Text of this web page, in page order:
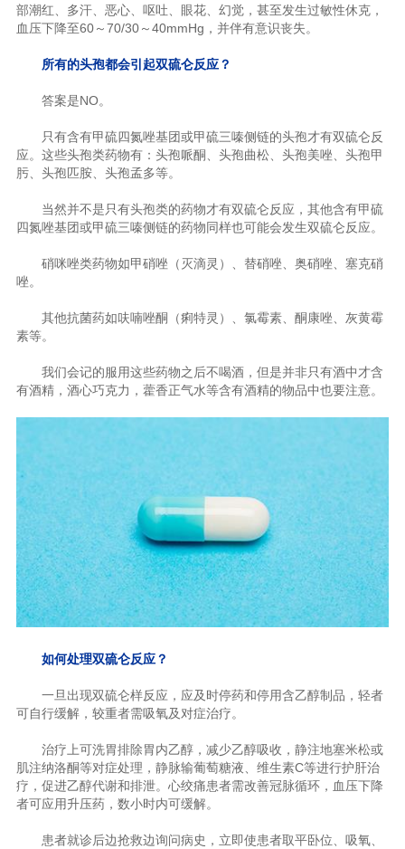
部潮红、多汗、恶心、呕吐、眼花、幻觉，甚至发生过敏性休克，
血压下降至60～70/30～40mmHg，并伴有意识丧失。
所有的头孢都会引起双硫仑反应？
答案是NO。
只有含有甲硫四氮唑基团或甲硫三嗪侧链的头孢才有双硫仑反
应。这些头孢类药物有：头孢哌酮、头孢曲松、头孢美唑、头孢甲
肟、头孢匹胺、头孢孟多等。
当然并不是只有头孢类的药物才有双硫仑反应，其他含有甲硫
四氮唑基团或甲硫三嗪侧链的药物同样也可能会发生双硫仑反应。
硝咪唑类药物如甲硝唑（灭滴灵）、替硝唑、奥硝唑、塞克硝
唑。
其他抗菌药如呋喃唑酮（痢特灵）、氯霉素、酮康唑、灰黄霉
素等。
我们会记的服用这些药物之后不喝酒，但是并非只有酒中才含
有酒精，酒心巧克力，藿香正气水等含有酒精的物品中也要注意。
如何处理双硫仑反应？
一旦出现双硫仑样反应，应及时停药和停用含乙醇制品，轻者
可自行缓解，较重者需吸氧及对症治疗。
治疗上可洗胃排除胃内乙醇，减少乙醇吸收，静注地塞米松或
肌注纳洛酮等对症处理，静脉输葡萄糖液、维生素C等进行护肝治
疗，促进乙醇代谢和排泄。心绞痛患者需改善冠脉循环，血压下降
者可应用升压药，数小时内可缓解。
患者就诊后边抢救边询问病史，立即使患者取平卧位、吸氧、